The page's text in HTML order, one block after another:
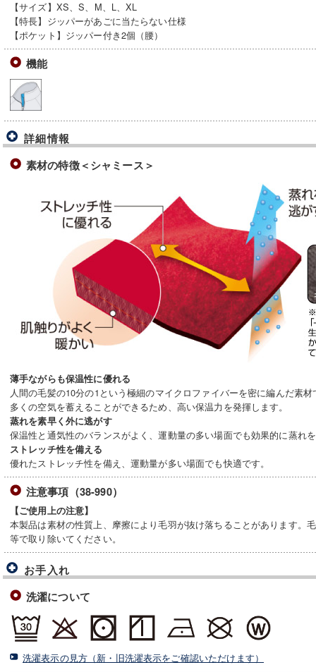
【サイズ】XS、S、M、L、XL
【特長】ジッパーがあごに当たらない仕様
【ポケット】ジッパー付き2個（腰）
機能
詳細情報
素材の特徴＜シャミース＞
薄手ながらも保温性に優れる
人間の毛髪の10分の1という極細のマイクロファイバーを密に編んだ素
多くの空気を蓄えることができるため、高い保温力を発揮します。
蒸れを素早く外に逃がす
保温性と通気性のバランスがよく、運動量の多い場面でも効果的に蒸れ
ストレッチ性を備える
優れたストレッチ性を備え、運動量が多い場面でも快適です。
注意事項（38-990）
【ご使用上の注意】
本製品は素材の性質上、摩擦により毛羽が抜け落ちることがあります。
等で取り除いてください。
お手入れ
洗濯について
洗濯表示の見方（新・旧洗濯表示をご確認いただけます）